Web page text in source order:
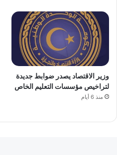
وزير الاقتصاد يصدر ضوابط جديدة
لتراخيص مؤسسات التعليم الخاص
منذ 6 أيام